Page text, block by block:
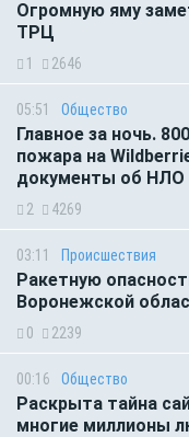
Огромную яму
ТРЦ
1 2646
05:51 Общество
Главное за ночь.
пожара на
документы об НЛО
2 4269
03:11 Происшествия
Ракетную
Воронежской
0 2239
00:16 Общество
Раскрыта тайна
многие миллионы